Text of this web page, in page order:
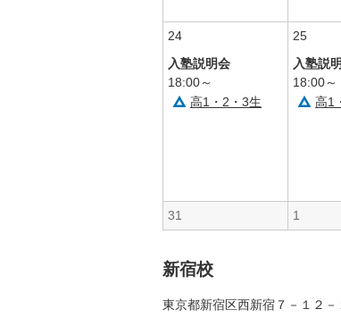
24
入塾説明会
18:00～
高1・2・3生
25
入塾説
18:00～
高1
31
1
新宿校
東京都新宿区西新宿７－１２－